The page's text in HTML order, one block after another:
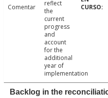
Comentar
reflect
the
current
progress
and
account
for the
additional
year of
implementation
Backlog in the